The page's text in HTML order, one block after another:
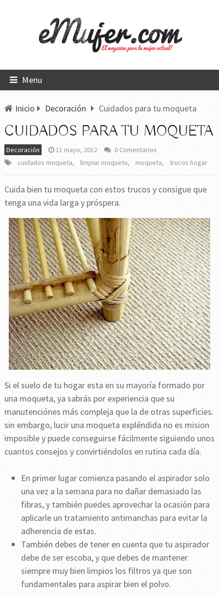
Menu
Inicio Decoración Cuidados para tu moqueta
CUIDADOS PARA TU MOQUETA
Decoración 11 mayo, 2012
0 Comentarios
cuidados moqueta, limpiar moqueta, moqueta, trucos hogar
Cuida bien tu moqueta con estos trucos y consigue que
tenga una vida larga y próspera.
Si el suelo de tu hogar esta en su mayoría formado por
una moqueta, ya sabrás por experiencia que su
manutenciónes más compleja que la de otras superficies.
sin embargo, lucir una moqueta expléndida no es mision
imposible y puede conseguirse fácilmente siguiendo unos
cuantos consejos y convirtiéndolos en rutina cada día.
En primer lugar comienza pasando el aspirador solo
una vez a la semana para no dañar demasiado las
fibras, y también puedes aprovechar la ocasión para
aplicarle un tratamiento antimanchas para evitar la
adherencia de estas.
También debes de tener en cuenta que tu aspirador
debe de ser escoba, y que debes de mantener
siempre muy bien limpios los filtros ya que son
fundamentales para aspirar bien el polvo.